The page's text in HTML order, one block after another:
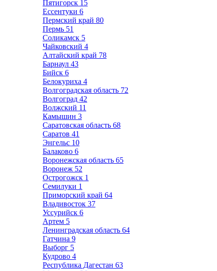
Пятигорск 15
Ессентуки 6
Пермский край 80
Пермь 51
Соликамск 5
Чайковский 4
Алтайский край 78
Барнаул 43
Бийск 6
Белокуриха 4
Волгоградская область 72
Волгоград 42
Волжский 11
Камышин 3
Саратовская область 68
Саратов 41
Энгельс 10
Балаково 6
Воронежская область 65
Воронеж 52
Острогожск 1
Семилуки 1
Приморский край 64
Владивосток 37
Уссурийск 6
Артем 5
Ленинградская область 64
Гатчина 9
Выборг 5
Кудрово 4
Республика Дагестан 63